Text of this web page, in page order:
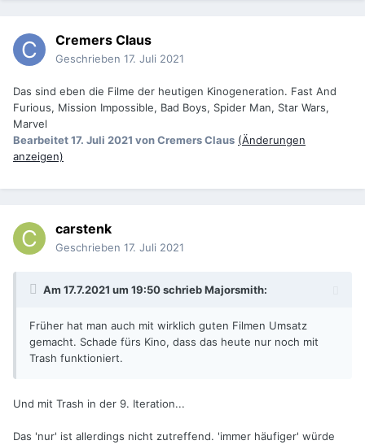
Cremers Claus
Geschrieben 17. Juli 2021
Das sind eben die Filme der heutigen Kinogeneration. Fast And
Furious, Mission Impossible, Bad Boys, Spider Man, Star Wars,
Marvel
Bearbeitet17. Juli 2021 von Cremers Claus (Änderungen
anzeigen)
carstenk
Geschrieben 17. Juli 2021
Am 17.7.2021 um 19:50 schriebMajorsmith:
Früher hat man auch mit wirklich guten Filmen Umsatz
gemacht. Schade fürs Kino, dass das heute nur noch mit
Trash funktioniert.
Und mit Trash in der 9. Iteration...
Das 'nur' ist allerdings nicht zutreffend. 'immer häufiger' würde